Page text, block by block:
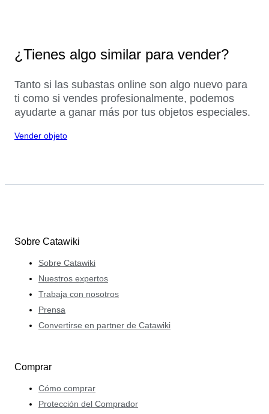
¿Tienes algo similar para vender?
Tanto si las subastas online son algo nuevo para
ti como si vendes profesionalmente, podemos
ayudarte a ganar más por tus objetos especiales.
Vender objeto
Sobre Catawiki
Sobre Catawiki
Nuestros expertos
Trabaja con nosotros
Prensa
Convertirse en partner de Catawiki
Comprar
Cómo comprar
Protección del Comprador